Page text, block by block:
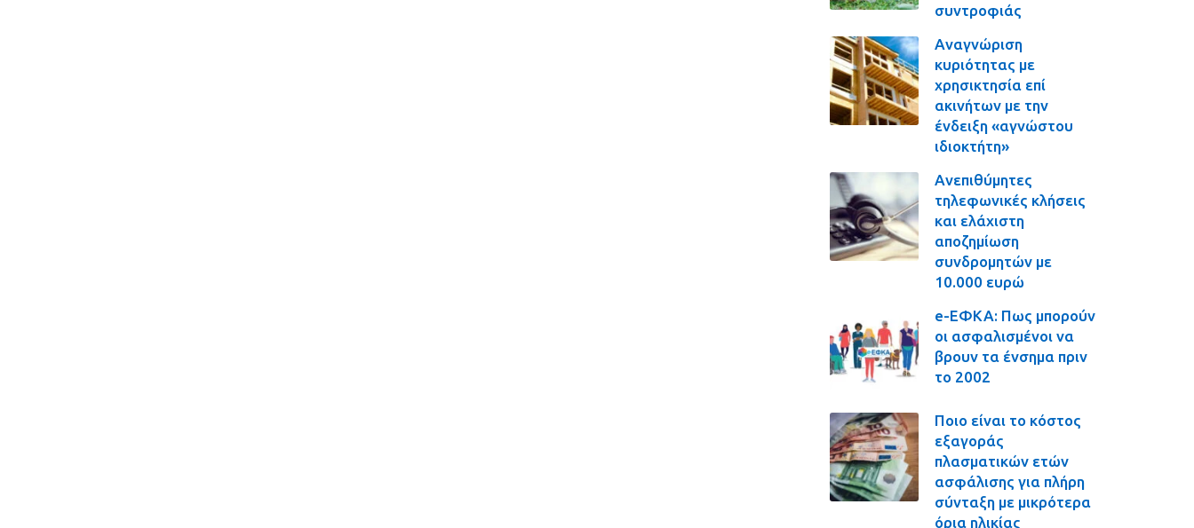
συντροφιάς
Αναγνώριση
κυριότητας με
χρησικτησία επί
ακινήτων με την
ένδειξη «αγνώστου
ιδιοκτήτη»
Ανεπιθύμητες
τηλεφωνικές κλήσεις
και ελάχιστη
αποζημίωση
συνδρομητών με
10.000 ευρώ
e-ΕΦΚΑ: Πως μπορούν
οι ασφαλισμένοι να
βρουν τα ένσημα πριν
το 2002
Ποιο είναι το κόστος
εξαγοράς
πλασματικών ετών
ασφάλισης για πλήρη
σύνταξη με μικρότερα
όρια ηλικίας